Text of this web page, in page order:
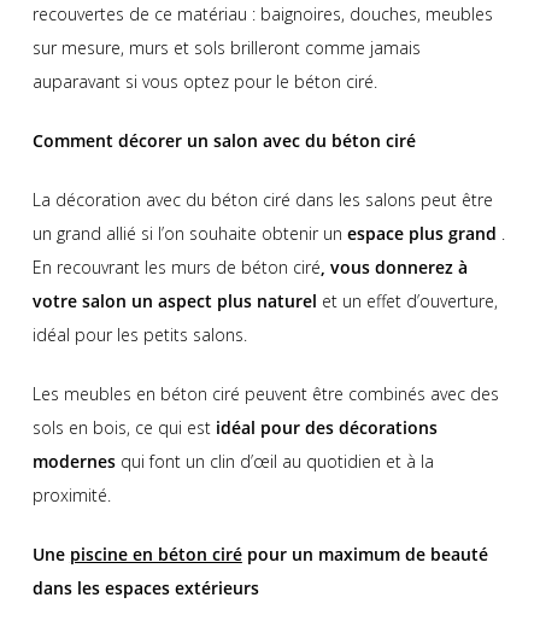
recouvertes de ce matériau : baignoires, douches, meubles
sur mesure, murs et sols brilleront comme jamais
auparavant si vous optez pour le béton ciré.
Comment décorer un salon avec du béton ciré
La décoration avec du béton ciré dans les salons peut être
un grand allié si l’on souhaite obtenir un espace plus grand
En recouvrant les murs de béton ciré , vous donnerez à
votre salon un aspect plus naturel et un effet d’ouverture,
idéal pour les petits salons.
Les meubles en béton ciré peuvent être combinés avec des
sols en bois, ce qui est idéal pour des décorations
modernesqui font un clin d’œil au quotidien et à la
proximité.
Une piscine en béton cirépour un maximum de beauté
dans les espaces extérieurs